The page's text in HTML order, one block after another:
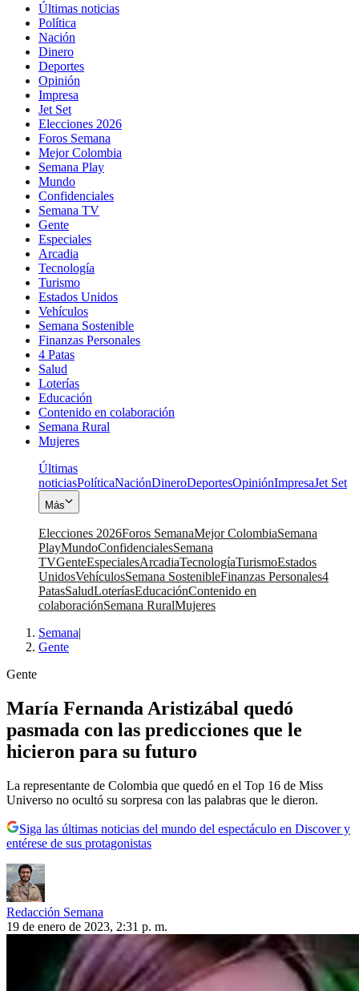
Últimas noticias
Política
Nación
Dinero
Deportes
Opinión
Impresa
Jet Set
Elecciones 2026
Foros Semana
Mejor Colombia
Semana Play
Mundo
Confidenciales
Semana TV
Gente
Especiales
Arcadia
Tecnología
Turismo
Estados Unidos
Vehículos
Semana Sostenible
Finanzas Personales
4 Patas
Salud
Loterías
Educación
Contenido en colaboración
Semana Rural
Mujeres
Últimas
noticiasPolíticaNaciónDineroDeportesOpiniónImpresaJet Set
Más
Elecciones 2026Foros SemanaMejor ColombiaSemana
PlayMundoConfidencialesSemana
TVGenteEspecialesArcadiaTecnologíaTurismoEstados
UnidosVehículosSemana SostenibleFinanzas Personales4
PatasSaludLoteríasEducaciónContenido en
colaboraciónSemana RuralMujeres
Semana|
Gente
Gente
María Fernanda Aristizábal quedó
pasmada con las predicciones que le
hicieron para su futuro
La representante de Colombia que quedó en el Top 16 de Miss
Universo no ocultó su sorpresa con las palabras que le dieron.
Siga las últimas noticias del mundo del espectáculo en Discover y
entérese de sus protagonistas
Redacción Semana
19 de enero de 2023, 2:31 p. m.